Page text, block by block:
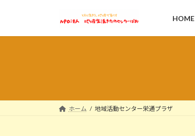
ッ
移
HOME
ホーム 地域活動センター栄通プラザ